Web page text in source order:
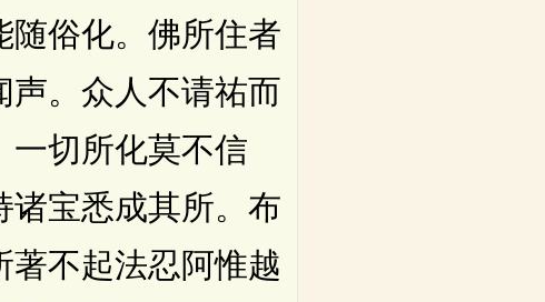
随俗化。佛所住者
声。众人不请祐而
一切所化莫不信
诸宝悉成其所。布
不起法忍阿惟越